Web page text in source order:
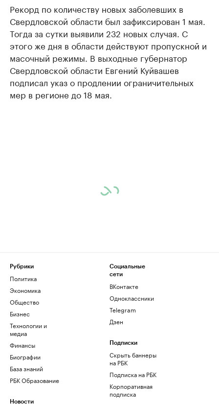
Рекорд по количеству новых заболевших в
Свердловской области был зафиксирован 1 мая.
Тогда за сутки выявили 232 новых случая. С
этого же дня в области действуют пропускной и
масочный режимы. В выходные губернатор
Свердловской области Евгений Куйвашев
подписал указ о продлении ограничительных
мер в регионе до 18 мая.
Рубрики
Политика
Экономика
Общество
Бизнес
Технологии и
медиа
Финансы
Биографии
База знаний
РБК Образование
Новости
Социальные
сети
ВКонтакте
Одноклассники
Telegram
Дзен
Подписки
Скрыть баннеры
на РБК
Подписка на РБК
Корпоративная
подписка